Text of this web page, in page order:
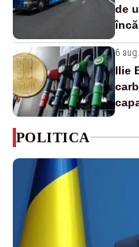
de
6
Ilie
POLITICA